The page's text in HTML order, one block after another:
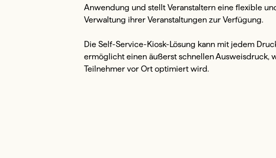
Anwendung und stellt Veranstaltern eine flexible
Verwaltung ihrer Veranstaltungen zur Verfügung.
Die Self-Service-Kiosk-Lösung kann mit jedem
ermöglicht einen äußerst schnellen Ausweisdruck,
Teilnehmer vor Ort optimiert wird.